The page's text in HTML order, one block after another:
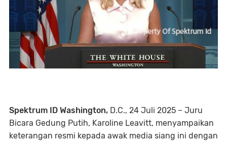
Spektrum ID Washington, D.C., 24 Juli 2025 – Juru
Bicara Gedung Putih, Karoline Leavitt, menyampaikan
keterangan resmi kepada awak media siang ini dengan